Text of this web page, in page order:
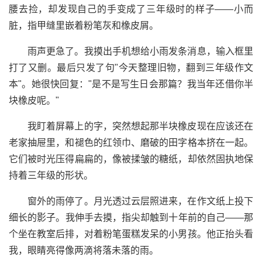
腰去捡，却发现自己的手变成了三年级时的样子——小而
脏，指甲缝里嵌着粉笔灰和橡皮屑。
雨声更急了。我摸出手机想给小雨发条消息，输入框里
打了又删。最后只发了句"今天整理旧物，翻到三年级作文
本"。她很快回复："是不是写生日会那篇？我当年还借你半
块橡皮呢。"
我盯着屏幕上的字，突然想起那半块橡皮现在应该还在
老家抽屉里，和褪色的红领巾、磨破的田字格本挤在一起。
它们被时光压得扁扁的，像被揉皱的糖纸，却依然固执地保
持着三年级的形状。
窗外的雨停了。月光透过云层照进来，在作文纸上投下
细长的影子。我伸手去摸，指尖却触到十年前的自己——那
个坐在教室后排，对着粉笔蛋糕发呆的小男孩。他正抬头看
我，眼睛亮得像两滴将落未落的雨。